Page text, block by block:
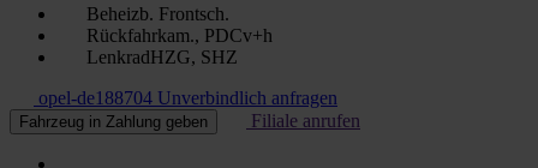
Beheizb. Frontsch.
Rückfahrkam., PDCv+h
LenkradHZG, SHZ
opel-de188704 Unverbindlich anfragen
Fahrzeug in Zahlung geben Filiale anrufen